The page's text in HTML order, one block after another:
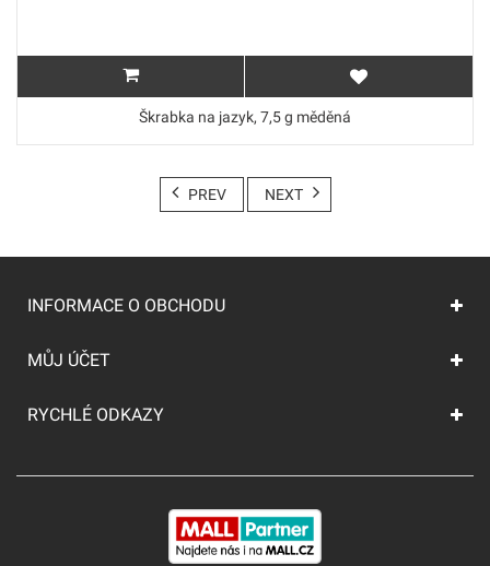
Škrabka na jazyk, 7,5 g měděná
PREV NEXT
INFORMACE O OBCHODU
MŮJ ÚČET
RYCHLÉ ODKAZY